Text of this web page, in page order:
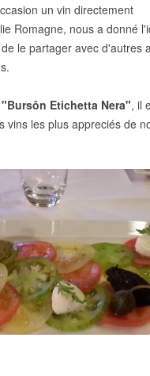
un vin directement
Romagne, nous a donné
le partager avec d'autres
"Bursôn Etichetta Nera", il
vins les plus appreciés de